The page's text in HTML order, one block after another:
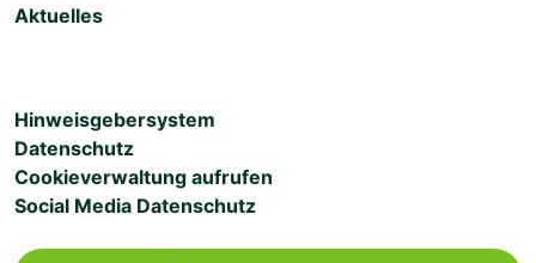
Aktuelles
Hinweisgebersystem
Datenschutz
Cookieverwaltung aufrufen
Social Media Datenschutz